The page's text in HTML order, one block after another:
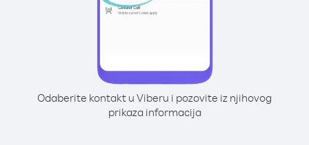
Odaberite kontakt u Viberu i pozovite iz njihovog
prikaza informacija